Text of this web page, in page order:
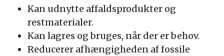
Kan udnytte affaldsprodukter og
restmaterialer.
Kan lagres og bruges, når der er behov.
Reducerer afhængigheden af fossile